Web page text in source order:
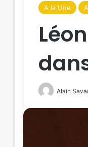
A la Une
Alain